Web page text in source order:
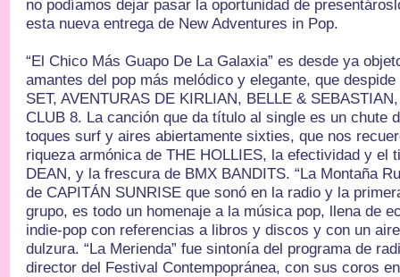
no podíamos dejar pasar la oportunidad de
esta nueva entrega de New Adventures in Pop.
“El Chico Más Guapo De La Galaxia” es desde ya
amantes del pop más melódico y elegante, que
SET, AVENTURAS DE KIRLIAN, BELLE &
CLUB 8. La canción que da título al single es un chute
toques surf y aires abiertamente sixties, que nos
riqueza armónica de THE HOLLIES, la efectividad y el
DEAN, y la frescura de BMX BANDITS. “La Montaña
de CAPITÁN SUNRISE que sonó en la radio y la
grupo, es todo un homenaje a la música pop, llena de
indie-pop con referencias a libros y discos y con un
dulzura. “La Merienda” fue sintonía del programa de
director del Festival Contempopránea, con sus coros